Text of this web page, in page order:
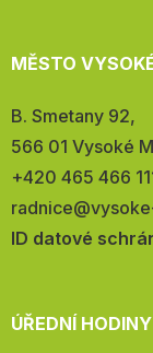
MĚSTO
Adresa:
B. Smetany 92,
566 01 Vysoké
Telefon:
+420 465 466
E-
mail:
ID datové
ÚŘEDNÍ HODINY